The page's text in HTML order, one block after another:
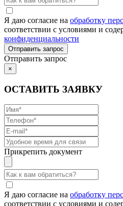
Я даю согласие на обработку
соответствии с условиями и
конфиденциальности
Отправить запрос
×
ОСТАВИТЬ ЗАЯВКУ
Прикрепить документ
Я даю согласие на обработку
соответствии с условиями и